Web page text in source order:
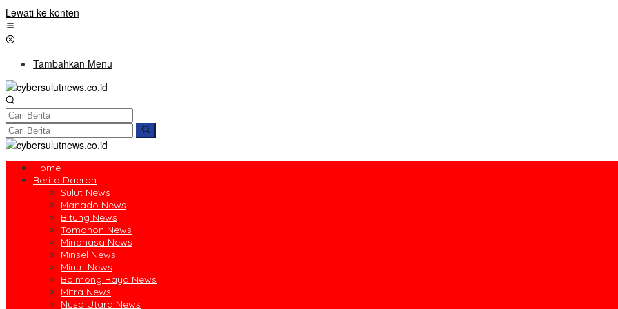
Lewati ke konten
Tambahkan Menu
Home
Berita Daerah
Sulut News
Manado News
Bitung News
Tomohon News
Minahasa News
Minsel News
Minut News
Bolmong Raya News
Mitra News
Nusa Utara News